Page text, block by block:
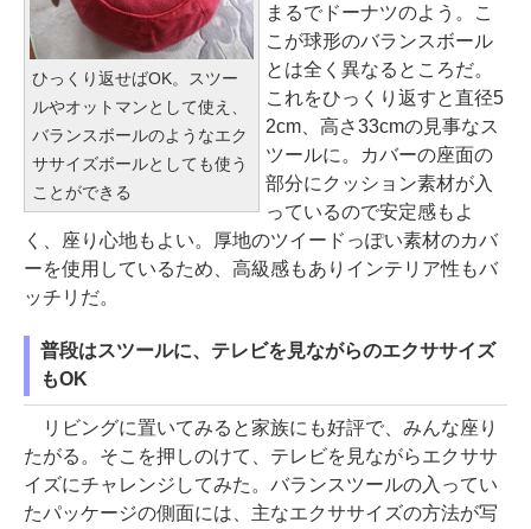
ひっくり返せばOK。スツー
ルやオットマンとして使え、
バランスボールのようなエク
ササイズボールとしても使う
ことができる
まるでドーナツのよう。こ
こが球形のバランスボール
とは全く異なるところだ。
これをひっくり返すと直径5
2cm、高さ33cmの見事なス
ツールに。カバーの座面の
部分にクッション素材が入
っているので安定感もよ
く、座り心地もよい。厚地のツイードっぽい素材のカバ
ーを使用しているため、高級感もありインテリア性もバ
ッチリだ。
普段はスツールに、テレビを見ながらのエクササイズ
もOK
リビングに置いてみると家族にも好評で、みんな座り
たがる。そこを押しのけて、テレビを見ながらエクササ
イズにチャレンジしてみた。バランスツールの入ってい
たパッケージの側面には、主なエクササイズの方法が写